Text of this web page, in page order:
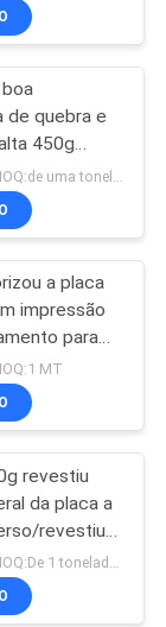
de quebra e
450g
frente e
a placa
impressão
para
em Rolls
MT
revestiu
da placa a
revestiu
sacos doNegociável MOQ:De 1 toneladas para o tamanho padrão